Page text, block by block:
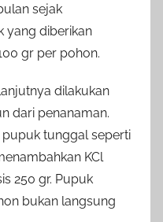
sejak
yang diberikan
gr per pohon.
dilakukan
dari penanaman.
tunggal seperti
KCl
250 gr. Pupuk
bukan langsung